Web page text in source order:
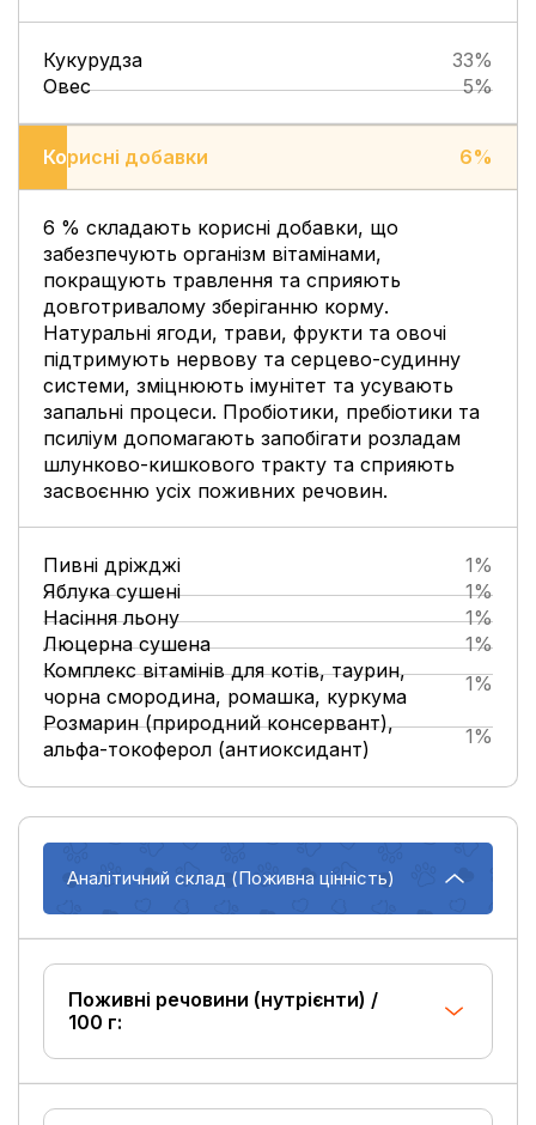
Кукурудза
33%
Овес
5%
Корисні добавки
Корисні добавки 6%
6 % складають корисні добавки, що
забезпечують організм вітамінами,
покращують травлення та сприяють
довготривалому зберіганню корму.
Натуральні ягоди, трави, фрукти та овочі
підтримують нервову та серцево-судинну
системи, зміцнюють імунітет та усувають
запальні процеси. Пробіотики, пребіотики та
псиліум допомагають запобігати розладам
шлунково-кишкового тракту та сприяють
засвоєнню усіх поживних речовин.
Пивні дріжджі
1%
Яблука сушені
1%
Насіння льону
1%
Люцерна сушена
1%
Комплекс вітамінів для котів, таурин,
чорна смородина, ромашка, куркума
1%
Розмарин (природний консервант),
альфа-токоферол (антиоксидант)
1%
Аналітичний склад (Поживна цінність)
Поживні речовини (нутрієнти) /
100 г: